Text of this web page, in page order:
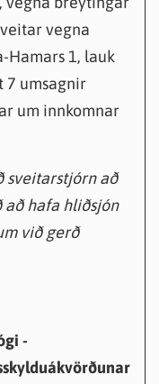
vegna
Hamars 1, lauk
7 umsagnir
um innkomnar
sveitarstjórn að
hafa hliðsjón
við gerð
-